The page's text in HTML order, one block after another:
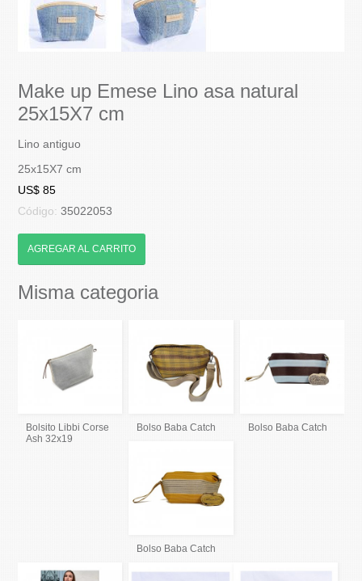
Make up Emese Lino asa natural
25x15X7 cm
Lino antiguo
25x15X7 cm
US$ 85
Código:35022053
AGREGAR AL CARRITO
Misma categoria
Bolsito Libbi Corse
Ash 32x19
Bolso Baba Catch Bolso Baba Catch
Bolso Baba Catch